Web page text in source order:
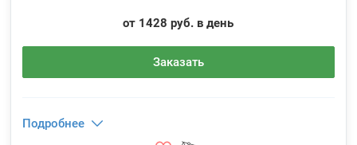
от 1428 руб. в день
Заказать
Подробнее